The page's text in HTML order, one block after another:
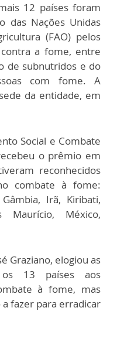
12 países foram
das Nações Unidas
(FAO) pelos
a fome, entre
de subnutridos e do
com fome. A
da entidade, em
Social e Combate
o prêmio em
reconhecidos
combate à fome:
Irã, Kiribati,
Maurício, México,
Graziano, elogiou as
os 13 países aos
à fome, mas
fazer para erradicar